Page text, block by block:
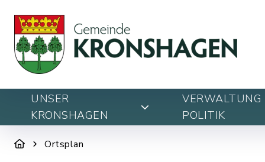
UNSER
KRONSHAGEN
VERWALTUNG
POLITIK
Ortsplan